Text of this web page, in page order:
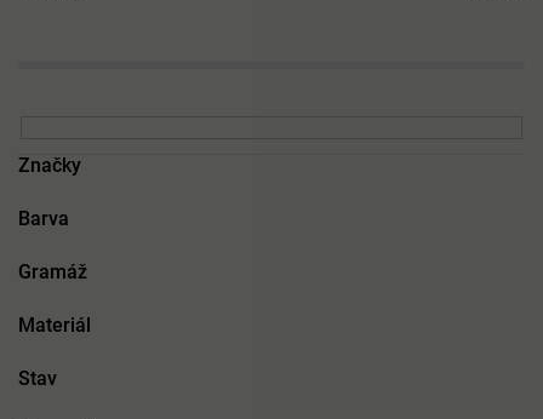
Značky
Barva
Gramáž
Materiál
Stav